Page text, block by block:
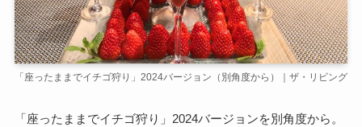
「座ったままでイチゴ狩り」2024バージョン（別角度から）｜ザ・リビング
「座ったままでイチゴ狩り」2024バージョンを別角度から。